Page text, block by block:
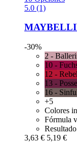
5.0 (1)
-30%
2 -
10 -
12 -
13 -
16 -
+5
Colores
Fórmula
3,63 € 5,19 €